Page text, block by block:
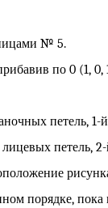
№ 5.
по 0 (1,
петель,
петель,
порядке,